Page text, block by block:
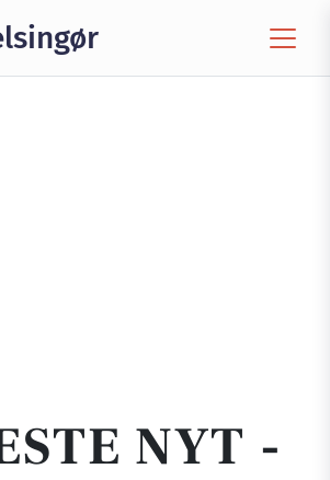
NYT -